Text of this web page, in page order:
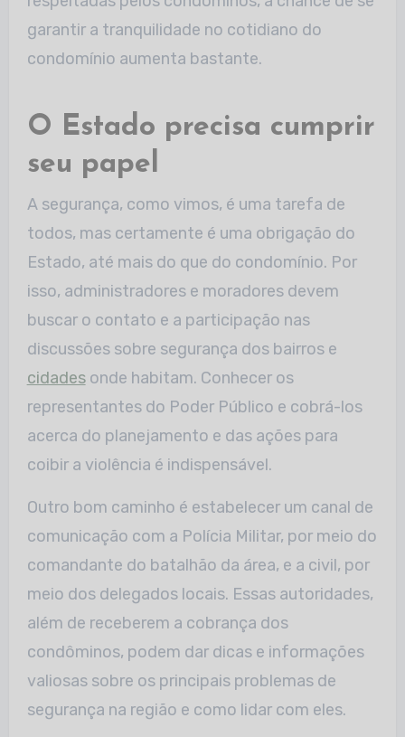
garantir a tranquilidade no cotidiano do
condomínio aumenta bastante.
O Estado precisa cumprir
seu papel
A segurança, como vimos, é uma tarefa de
todos, mas certamente é uma obrigação do
Estado, até mais do que do condomínio. Por
isso, administradores e moradores devem
buscar o contato e a participação nas
discussões sobre segurança dos bairros e
cidadesonde habitam. Conhecer os
representantes do Poder Público e cobrá-los
acerca do planejamento e das ações para
coibir a violência é indispensável.
Outro bom caminho é estabelecer um canal de
comunicação com a Polícia Militar, por meio do
comandante do batalhão da área, e a civil, por
meio dos delegados locais. Essas autoridades,
além de receberem a cobrança dos
condôminos, podem dar dicas e informações
valiosas sobre os principais problemas de
segurança na região e como lidar com eles.